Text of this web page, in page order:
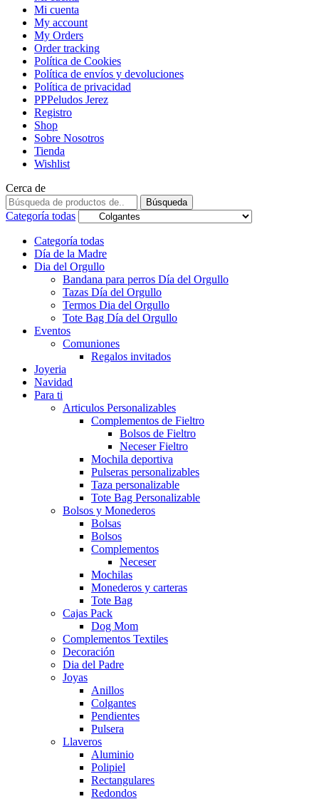
Mi cuenta
My account
My Orders
Order tracking
Política de Cookies
Política de envíos y devoluciones
Política de privacidad
PPPeludos Jerez
Registro
Shop
Sobre Nosotros
Tienda
Wishlist
Cerca de
Búsqueda
Categoría todas
Categoría todas
Día de la Madre
Dia del Orgullo
Bandana para perros Día del Orgullo
Tazas Día del Orgullo
Termos Dia del Orgullo
Tote Bag Día del Orgullo
Eventos
Comuniones
Regalos invitados
Joyeria
Navidad
Para ti
Articulos Personalizables
Complementos de Fieltro
Bolsos de Fieltro
Neceser Fieltro
Mochila deportiva
Pulseras personalizables
Taza personalizable
Tote Bag Personalizable
Bolsos y Monederos
Bolsas
Bolsos
Complementos
Neceser
Mochilas
Monederos y carteras
Tote Bag
Cajas Pack
Dog Mom
Complementos Textiles
Decoración
Dia del Padre
Joyas
Anillos
Colgantes
Pendientes
Pulsera
Llaveros
Aluminio
Polipiel
Rectangulares
Redondos